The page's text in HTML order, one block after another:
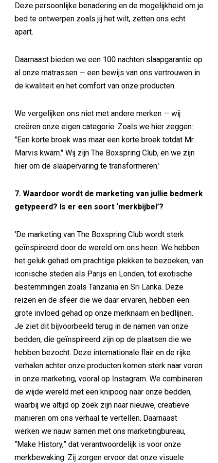
Deze persoonlijke benadering en de mogelijkheid om je
bed te ontwerpen zoals jij het wilt, zetten ons echt
apart.
Daarnaast bieden we een 100 nachten slaapgarantie op
al onze matrassen — een bewijs van ons vertrouwen in
de kwaliteit en het comfort van onze producten.
We vergelijken ons niet met andere merken — wij
creëren onze eigen categorie. Zoals we hier zeggen:
"Een korte broek was maar een korte broek totdat Mr.
Marvis kwam." Wij zijn The Boxspring Club, en we zijn
hier om de slaapervaring te transformeren.'
7. Waardoor wordt de marketing van jullie bedmerk
getypeerd? Is er een soort ‘merkbijbel’?
'De marketing van The Boxspring Club wordt sterk
geïnspireerd door de wereld om ons heen. We hebben
het geluk gehad om prachtige plekken te bezoeken, van
iconische steden als Parijs en Londen, tot exotische
bestemmingen zoals Tanzania en Sri Lanka. Deze
reizen en de sfeer die we daar ervaren, hebben een
grote invloed gehad op onze merknaam en bedlijnen.
Je ziet dit bijvoorbeeld terug in de namen van onze
bedden, die geïnspireerd zijn op de plaatsen die we
hebben bezocht. Deze internationale flair en de rijke
verhalen achter onze producten komen sterk naar voren
in onze marketing, vooral op Instagram. We combineren
de wijde wereld met een knipoog naar onze bedden,
waarbij we altijd op zoek zijn naar nieuwe, creatieve
manieren om ons verhaal te vertellen. Daarnaast
werken we nauw samen met ons marketingbureau,
“Make History,” dat verantwoordelijk is voor onze
merkbewaking. Zij zorgen ervoor dat onze visuele